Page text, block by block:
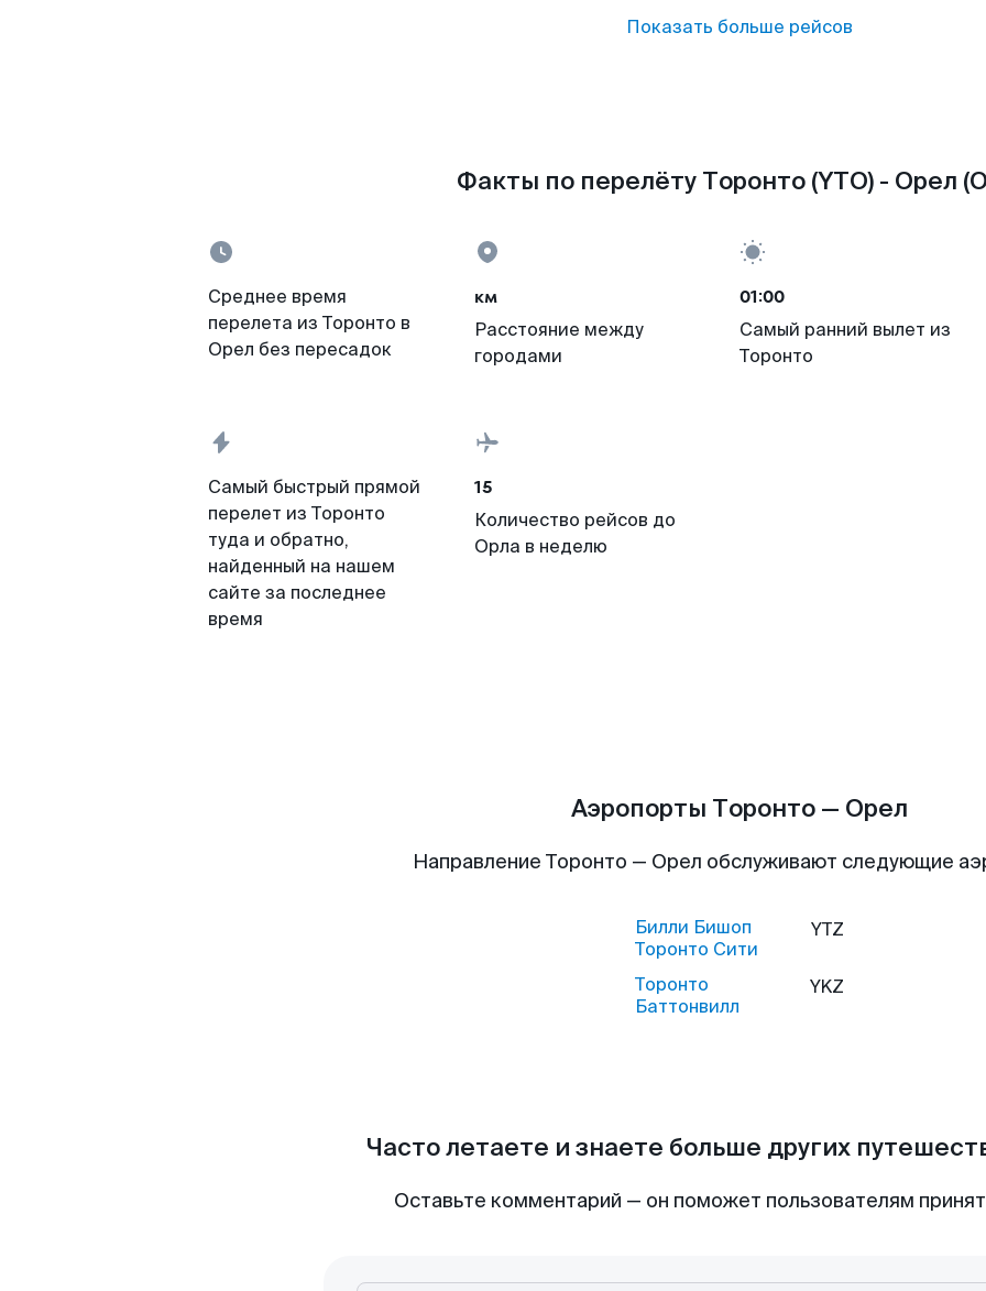
Показать больше рейсов
Факты по перелёту Торонто (YTO) - Орел
Среднее время
перелета из Торонто в
Орел без пересадок
км
Расстояние между
городами
01:00
Самый ранний вылет из
Торонто
Самый быстрый прямой
перелет из Торонто
туда и обратно,
найденный на нашем
сайте за последнее
время
15
Количество рейсов до
Орла в неделю
Аэропорты Торонто — Орел
Направление Торонто — Орел обслуживают следующие
Билли Бишоп
Торонто Сити
YTZ
Торонто
Баттонвилл
YKZ
Часто летаете и знаете больше других
Оставьте комментарий — он поможет пользователям